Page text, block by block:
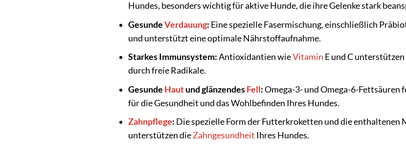
Hundes, besonders wichtig für aktive Hunde, die ihre Gelenke stark
GesundeVerdauung: Eine spezielle Fasermischung, einschließlich
und unterstützt eine optimale Nährstoffaufnahme.
Starkes Immunsystem:Antioxidantien wieVitamin E und C
durch freie Radikale.
Gesunde Hautund glänzendesFell:Omega-3- und Omega-6-Fettsäuren
für die Gesundheit und das Wohlbefinden Ihres Hundes.
Zahnpflege: Die spezielle Form der Futterkroketten und die
unterstützen dieZahngesundheit Ihres Hundes.